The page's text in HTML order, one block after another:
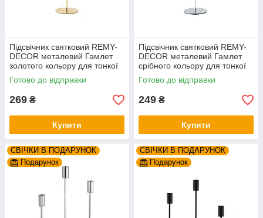
Підсвічник святковий REMY-
DEСOR металевий Гамлет
золотого кольору для тонкої
свічки висота 33 см декор
дому
Готово до відправки
269 ₴
Купити
Підсвічник святковий REMY-
DEСOR металевий Гамлет
срібного кольору для тонкої
свічки висота 23 см
Готово до відправки
249 ₴
Купити
СВІЧКИ В ПОДАРУНОК
Подарунок
СВІЧКИ В ПОДАРУНОК
Подарунок